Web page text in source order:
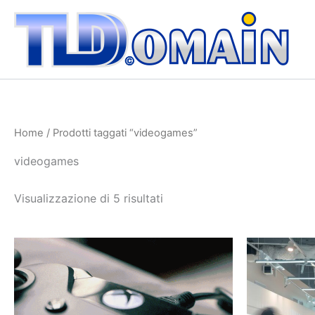
contenuto
Home / Prodotti taggati “videogames”
videogames
Visualizzazione di 5 risultati
base
al
più
recente